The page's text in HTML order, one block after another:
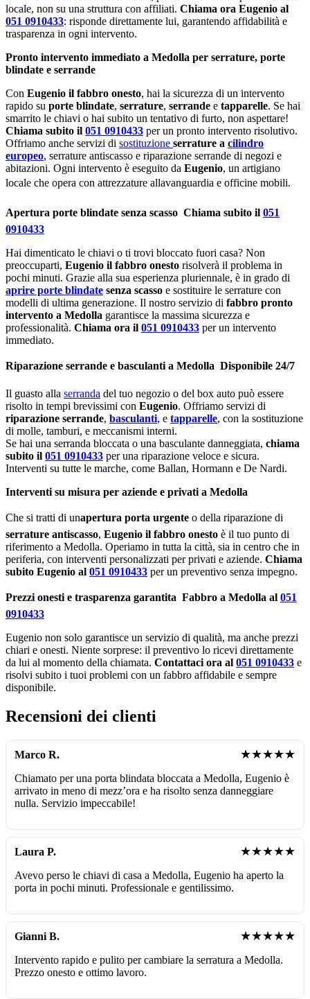
locale, non su una struttura con affiliati. Chiama ora Eugenio al
051 0910433: risponde direttamente lui, garantendo affidabilità e
trasparenza in ogni intervento.
Pronto intervento immediato a Medolla per serrature, porte
blindate e serrande
Con Eugenio il fabbro onesto, hai la sicurezza di un intervento
rapido su porte blindate, serrature, serrande e tapparelle. Se hai
smarrito le chiavi o hai subito un tentativo di furto, non aspettare!
Chiama subito il 051 0910433 per un pronto intervento risolutivo.
Offriamo anche servizi di sostituzione serrature a cilindro
europeo, serrature antiscasso e riparazione serrande di negozi e
abitazioni. Ogni intervento è eseguito da Eugenio, un artigiano
locale che opera con attrezzature allavanguardia e officine mobili.
Apertura porte blindate senza scasso  Chiama subito il 051
0910433
Hai dimenticato le chiavi o ti trovi bloccato fuori casa? Non
preoccuparti, Eugenio il fabbro onesto risolverà il problema in
pochi minuti. Grazie alla sua esperienza pluriennale, è in grado di
aprire porte blindate senza scasso e sostituire le serrature con
modelli di ultima generazione. Il nostro servizio di fabbro pronto
intervento a Medolla garantisce la massima sicurezza e
professionalità. Chiama ora il 051 0910433 per un intervento
immediato.
Riparazione serrande e basculanti a Medolla  Disponibile 24/7
Il guasto alla serranda del tuo negozio o del box auto può essere
risolto in tempi brevissimi con Eugenio. Offriamo servizi di
riparazione serrande, basculanti, e tapparelle, con la sostituzione
di molle, tamburi, e meccanismi interni.
Se hai una serranda bloccata o una basculante danneggiata, chiama
subito il 051 0910433 per una riparazione veloce e sicura.
Interventi su tutte le marche, come Ballan, Hormann e De Nardi.
Interventi su misura per aziende e privati a Medolla
Che si tratti di unapertura porta urgente o della riparazione di
serrature antiscasso, Eugenio il fabbro onesto è il tuo punto di
riferimento a Medolla. Operiamo in tutta la città, sia in centro che in
periferia, con interventi personalizzati per privati e aziende. Chiama
subito Eugenio al 051 0910433 per un preventivo senza impegno.
Prezzi onesti e trasparenza garantita  Fabbro a Medolla al 051
0910433
Eugenio non solo garantisce un servizio di qualità, ma anche prezzi
chiari e onesti. Niente sorprese: il preventivo lo ricevi direttamente
da lui al momento della chiamata. Contattaci ora al 051 0910433 e
risolvi subito i tuoi problemi con un fabbro affidabile e sempre
disponibile.
Recensioni dei clienti
Marco R. ★★★★★
Chiamato per una porta blindata bloccata a Medolla, Eugenio è
arrivato in meno di mezz’ora e ha risolto senza danneggiare
nulla. Servizio impeccabile!
Laura P. ★★★★★
Avevo perso le chiavi di casa a Medolla, Eugenio ha aperto la
porta in pochi minuti. Professionale e gentilissimo.
Gianni B. ★★★★★
Intervento rapido e pulito per cambiare la serratura a Medolla.
Prezzo onesto e ottimo lavoro.